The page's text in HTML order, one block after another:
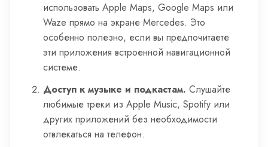
использовать Apple Maps, Google Maps или
Waze прямо на экране Mercedes. Это
особенно полезно, если вы предпочитаете
эти приложения встроенной навигационной
системе.
Доступ к музыке и подкастам. Слушайте
любимые треки из Apple Music, Spotify или
других приложений без необходимости
отвлекаться на телефон.